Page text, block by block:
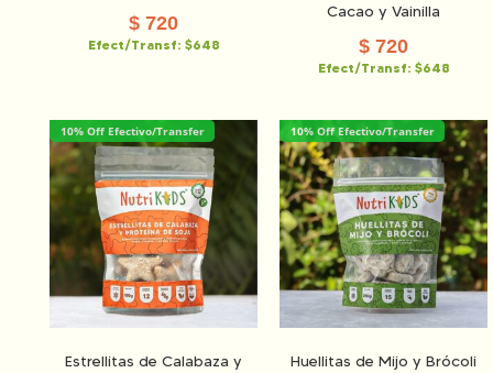
$ 720
Efect/Transf: $648
Cacao y Vainilla
$ 720
Efect/Transf: $648
10% Off Efectivo/Transfer
Estrellitas de Calabaza y
10% Off Efectivo/Transfer
Huellitas de Mijo y Brócoli